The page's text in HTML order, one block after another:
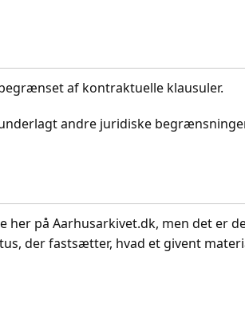
af kontraktuelle klausuler.
andre juridiske
her på Aarhusarkivet.dk, men det er
der fastsætter, hvad et givent